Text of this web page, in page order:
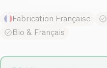
Fabrication Française
Bio & Français